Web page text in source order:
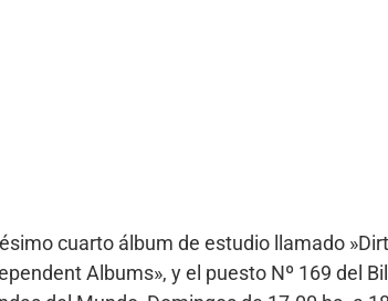
cuarto álbum de estudio llamado
Albums», y el puesto Nº 169 del